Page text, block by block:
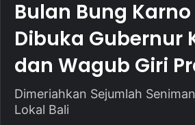
Bulan Bung Karno
Dibuka Gubernur
dan Wagub Giri
Dimeriahkan Sejumlah
Lokal Bali